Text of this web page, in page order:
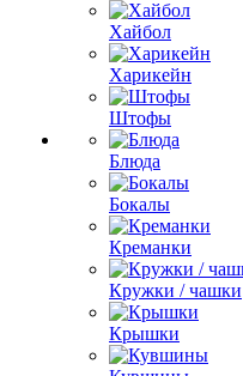
Хайбол
Харикейн
Штофы
Блюда
Бокалы
Креманки
Кружки / чашки
Крышки